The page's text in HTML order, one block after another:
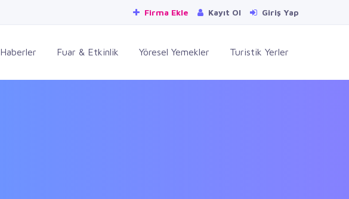
Firma Ekle Kayıt Ol Giriş Yap
Haberler Fuar & Etkinlik Yöresel Yemekler Turistik Yerler